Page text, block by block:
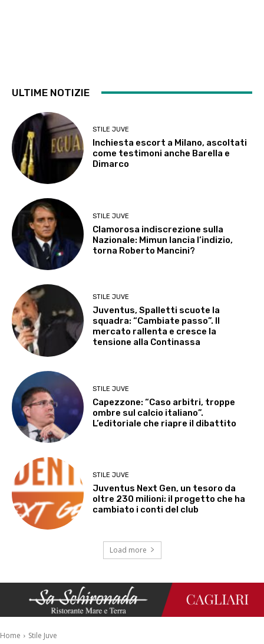
ULTIME NOTIZIE
STILE JUVE
Inchiesta escort a Milano, ascoltati
come testimoni anche Barella e
Dimarco
STILE JUVE
Clamorosa indiscrezione sulla
Nazionale: Mimun lancia l’indizio,
torna Roberto Mancini?
STILE JUVE
Juventus, Spalletti scuote la
squadra: “Cambiate passo”. Il
mercato rallenta e cresce la
tensione alla Continassa
STILE JUVE
Capezzone: “Caso arbitri, troppe
ombre sul calcio italiano”.
L’editoriale che riapre il dibattito
STILE JUVE
Juventus Next Gen, un tesoro da
oltre 230 milioni: il progetto che ha
cambiato i conti del club
Load more